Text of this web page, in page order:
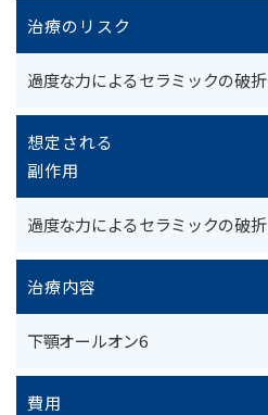
治療のリスク
過度な力によるセラミックの破折
想定される
副作用
過度な力によるセラミックの破折
治療内容
下顎オールオン6
費用